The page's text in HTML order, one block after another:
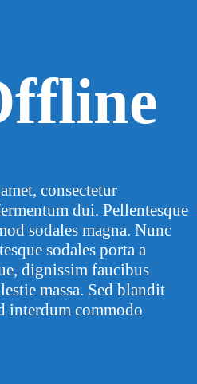
consectetur
dui. Pellentesque
sodales magna. Nunc
sodales porta a
dignissim faucibus
massa. Sed blandit
interdum commodo